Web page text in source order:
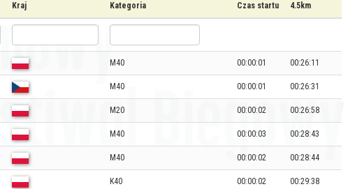
Kraj Kategoria Czas startu
4.5km
M40 00:00:01 00:26:11
M40 00:00:01 00:26:31
M20 00:00:02 00:26:58
M40 00:00:03 00:28:43
M40 00:00:02 00:28:44
K40 00:00:02 00:29:38